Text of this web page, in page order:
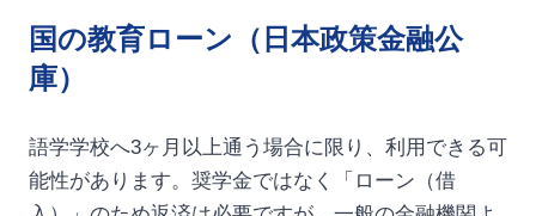
国の教育ローン（日本政策金融公
庫）
語学学校へ3ヶ月以上通う場合に限り、利用できる可
能性があります。奨学金ではなく「ローン（借